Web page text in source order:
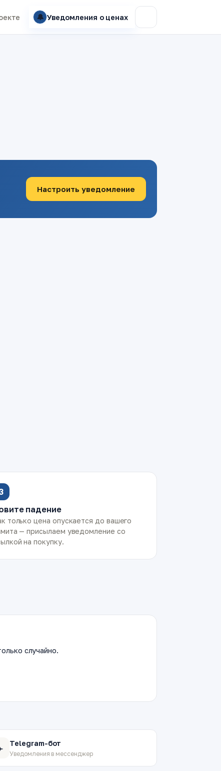
🔔 Уведомления о ценах
Настроить уведомление
падение
только цена опускается до вашего
— присылаем уведомление со
на покупку.
случайно.
Telegram-бот
Уведомления в мессенджер